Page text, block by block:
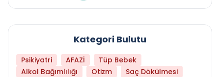
Kategori Bulutu
Psikiyatri AFAZİ
Tüp Bebek
Alkol Bağımlılığı
Otizm
Saç Dökülmesi